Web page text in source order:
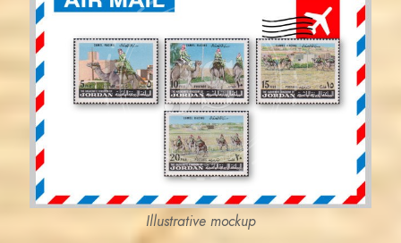
JS
JORDANSTAMPS.COM
EST. 2007
Illustrative mockup